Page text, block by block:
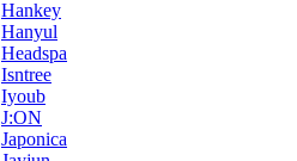
Hankey
Hanyul
Headspa
Isntree
Iyoub
J:ON
Japonica